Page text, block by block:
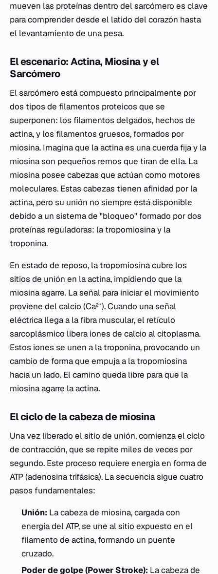
mueven las proteínas dentro del sarcómero es clave
para comprender desde el latido del corazón hasta
el levantamiento de una pesa.
El escenario: Actina, Miosina y el
Sarcómero
El sarcómero está compuesto principalmente por
dos tipos de filamentos proteicos que se
superponen: los filamentos delgados, hechos de
actina, y los filamentos gruesos, formados por
miosina. Imagina que la actina es una cuerda fija y la
miosina son pequeños remos que tiran de ella. La
miosina posee cabezas que actúan como motores
moleculares. Estas cabezas tienen afinidad por la
actina, pero su unión no siempre está disponible
debido a un sistema de "bloqueo" formado por dos
proteínas reguladoras: la tropomiosina y la
troponina.
En estado de reposo, la tropomiosina cubre los
sitios de unión en la actina, impidiendo que la
miosina agarre. La señal para iniciar el movimiento
proviene del calcio (Ca²⁺). Cuando una señal
eléctrica llega a la fibra muscular, el retículo
sarcoplásmico libera iones de calcio al citoplasma.
Estos iones se unen a la troponina, provocando un
cambio de forma que empuja a la tropomiosina
hacia un lado. El camino queda libre para que la
miosina agarre la actina.
El ciclo de la cabeza de miosina
Una vez liberado el sitio de unión, comienza el ciclo
de contracción, que se repite miles de veces por
segundo. Este proceso requiere energía en forma de
ATP (adenosina trifásica). La secuencia sigue cuatro
pasos fundamentales:
Unión: La cabeza de miosina, cargada con
energía del ATP, se une al sitio expuesto en el
filamento de actina, formando un puente
cruzado.
Poder de golpe (Power Stroke): La cabeza de